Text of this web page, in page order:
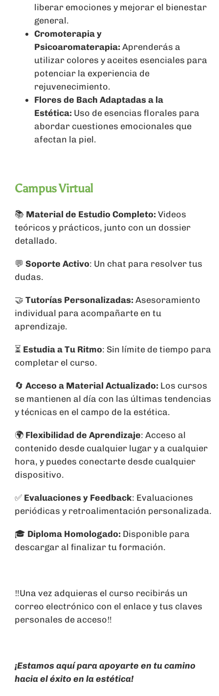
liberar emociones y mejorar el bienestar
general.
Cromoterapia y
Psicoaromaterapia: Aprenderás a
utilizar colores y aceites esenciales para
potenciar la experiencia de
rejuvenecimiento.
Flores de Bach Adaptadas a la
Estética: Uso de esencias florales para
abordar cuestiones emocionales que
afectan la piel.
Campus Virtual
📚 Material de Estudio Completo: Videos
teóricos y prácticos, junto con un dossier
detallado.
💬 Soporte Activo: Un chat para resolver tus
dudas.
🤝 Tutorías Personalizadas: Asesoramiento
individual para acompañarte en tu
aprendizaje.
⏳ Estudia a Tu Ritmo: Sin límite de tiempo para
completar el curso.
🔄 Acceso a Material Actualizado: Los cursos
se mantienen al día con las últimas tendencias
y técnicas en el campo de la estética.
🌍Flexibilidad de Aprendizaje: Acceso al
contenido desde cualquier lugar y a cualquier
hora, y puedes conectarte desde cualquier
dispositivo.
✅ Evaluaciones y Feedback: Evaluaciones
periódicas y retroalimentación personalizada.
🎓 Diploma Homologado: Disponible para
descargar al finalizar tu formación.
‼️Una vez adquieras el curso recibirás un
correo electrónico con el enlace y tus claves
personales de acceso‼️
¡Estamos aquí para apoyarte en tu camino
hacia el éxito en la estética!